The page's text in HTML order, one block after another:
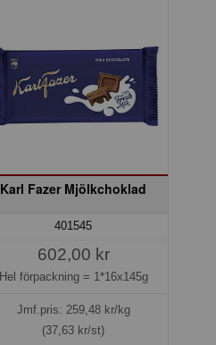
Karl Fazer Mjölkchoklad
401545
602,00 kr
Hel förpackning = 1*16x145g
Jmf.pris: 259,48kr/kg
(37,63 kr/st)